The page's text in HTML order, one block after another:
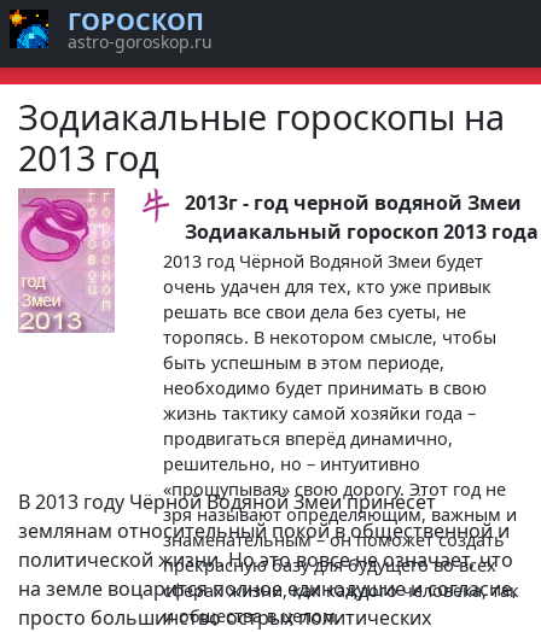
Зодиакальные гороскопы на
2013 год
2013г - год черной водяной Змеи
Зодиакальный гороскоп 2013 года
2013 год Чёрной Водяной Змеи будет
очень удачен для тех, кто уже привык
решать все свои дела без суеты, не
торопясь. В некотором смысле, чтобы
быть успешным в этом периоде,
необходимо будет принимать в свою
жизнь тактику самой хозяйки года –
продвигаться вперёд динамично,
решительно, но – интуитивно
«прощупывая» свою дорогу. Этот год не
зря называют определяющим, важным и
знаменательным – он поможет создать
прекрасную базу для будущего во всех
сферах жизни, как каждого человека, так
и общества в целом.
В 2013 году Чёрной Водяной Змеи принесёт
землянам относительный покой в общественной и
политической жизни. Но это вовсе не означает, что
на земле воцарится полное единодушие и согласие,
просто большинство острых политических
ГОРОСКОП
astro-goroskop.ru